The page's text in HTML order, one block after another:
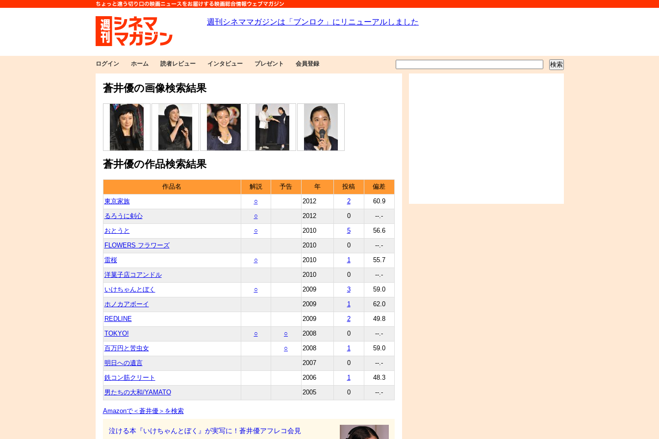
ログイン ホーム 読者レビュー インタビュー プレゼント 会員登録
蒼井優の画像検索結果
蒼井優の作品検索結果
作品名 解説 予告 年 投稿 偏差
東京家族 ○ 2012 2 60.9
るろうに剣心 ○ 2012 0 --.-
おとうと ○ 2010 5 56.6
FLOWERS フラワーズ 2010 0 --.-
雷桜 ○ 2010 1 55.7
洋菓子店コアンドル 2010 0 --.-
いけちゃんとぼく ○ 2009 3 59.0
ホノカアボーイ 2009 1 62.0
REDLINE 2009 2 49.8
TOKYO! ○ ○ 2008 0 --.-
百万円と苦虫女 ○ 2008 1 59.0
明日への遺言 2007 0 --.-
鉄コン筋クリート 2006 1 48.3
男たちの大和/YAMATO 2005 0 --.-
Amazonで＜蒼井優＞を検索
泣ける本『いけちゃんとぼく』が実写に！蒼井優アフレコ会見